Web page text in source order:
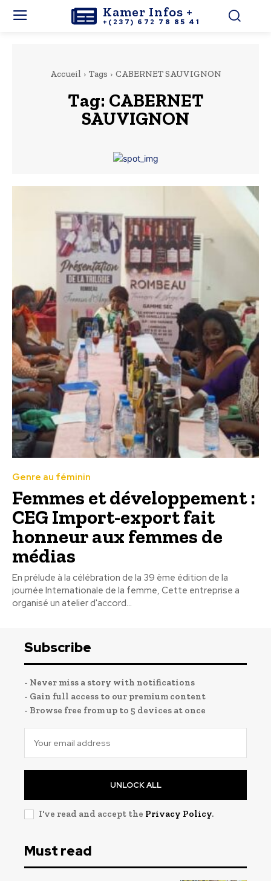
Kamer Infos +
+(237) 672 78 85 41
Accueil Tags CABERNET SAUVIGNON
Tag: CABERNET
SAUVIGNON
Genre au féminin
Femmes et développement :
CEG Import-export fait
honneur aux femmes de
médias
En prélude à la célébration de la 39 ème édition de la
journée Internationale de la femme, Cette entreprise a
organisé un atelier d'accord...
Subscribe
- Never miss a story with notifications
- Gain full access to our premium content
- Browse free from up to 5 devices at once
UNLOCK ALL
I've read and accept the Privacy Policy.
Must read